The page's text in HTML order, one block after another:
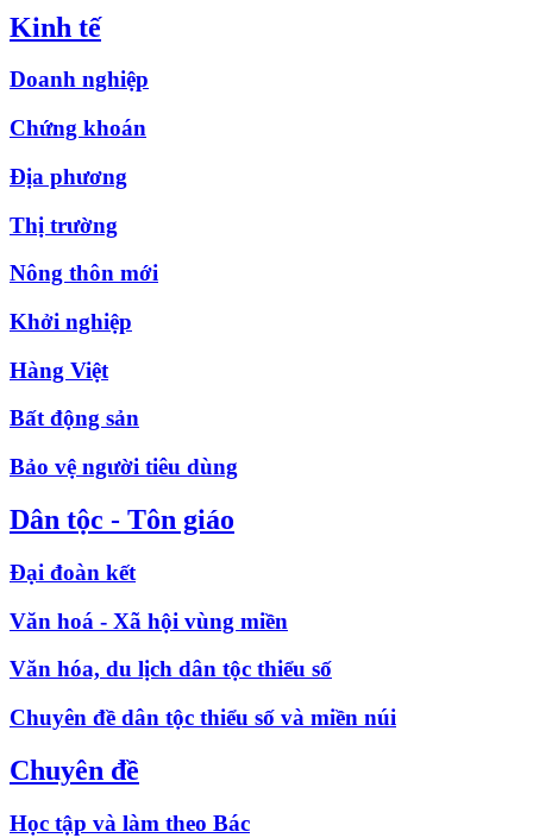
Kinh tế
Doanh nghiệp
Chứng khoán
Địa phương
Thị trường
Nông thôn mới
Khởi nghiệp
Hàng Việt
Bất động sản
Bảo vệ người tiêu dùng
Dân tộc - Tôn giáo
Đại đoàn kết
Văn hoá - Xã hội vùng miền
Văn hóa, du lịch dân tộc thiểu số
Chuyên đề dân tộc thiểu số và miền núi
Chuyên đề
Học tập và làm theo Bác